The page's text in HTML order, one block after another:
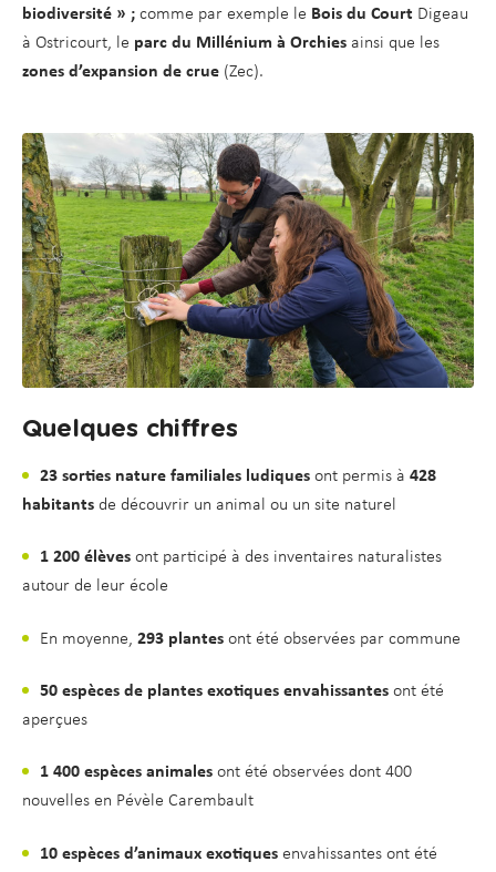
biodiversité » ; comme par exemple le Bois du Court Digeau
à Ostricourt, le parc du Millénium à Orchies ainsi que les
zones d’expansion de crue (Zec).
Quelques chiffres
23 sorties nature familiales ludiques ont permis à 428
habitants de découvrir un animal ou un site naturel
1 200 élèves ont participé à des inventaires naturalistes
autour de leur école
En moyenne, 293 plantes ont été observées par commune
50 espèces de plantes exotiques envahissantes ont été
aperçues
1 400 espèces animales ont été observées dont 400
nouvelles en Pévèle Carembault
10 espèces d’animaux exotiques envahissantes ont été